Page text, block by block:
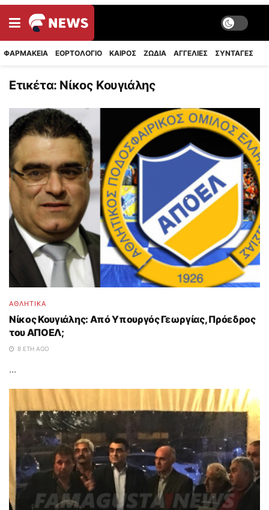
ΦΑΡΜΑΚΕΙΑ ΕΟΡΤΟΛΟΓΙΟ ΚΑΙΡΟΣ ΖΩΔΙΑ ΑΓΓΕΛΙΕΣ ΣΥΝΤΑΓΈΣ
Ετικέτα: Νίκος Κουγιάλης
ΑΘΛΗΤΙΚΑ
Νίκος Κουγιάλης: Από Υπουργός Γεωργίας, Πρόεδρος
του ΑΠΟΕΛ;
8 ΈΤΗ AGO
...